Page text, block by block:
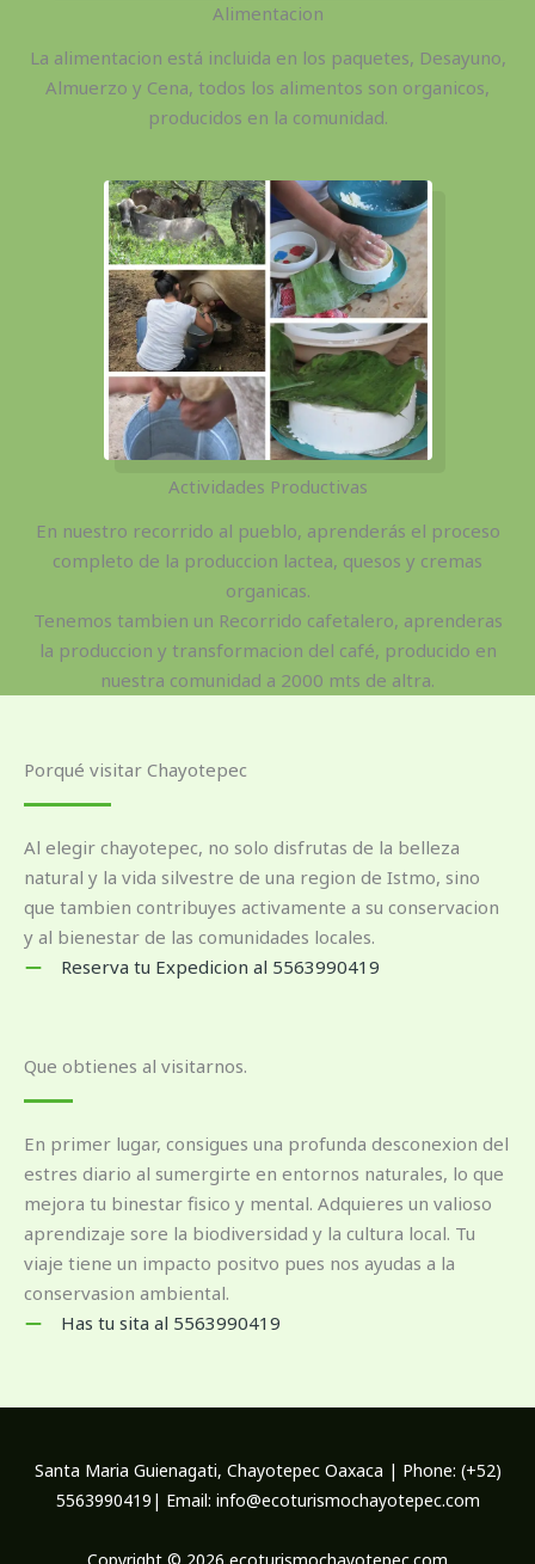
Alimentacion
La alimentacion está incluida en los paquetes, Desayuno,
Almuerzo y Cena, todos los alimentos son organicos,
producidos en la comunidad.
Actividades Productivas
En nuestro recorrido al pueblo, aprenderás el proceso
completo de la produccion lactea, quesos y cremas
organicas.
Tenemos tambien un Recorrido cafetalero, aprenderas
la produccion y transformacion del café, producido en
nuestra comunidad a 2000 mts de altra.
Porqué visitar Chayotepec
Al elegir chayotepec, no solo disfrutas de la belleza
natural y la vida silvestre de una region de Istmo, sino
que tambien contribuyes activamente a su conservacion
y al bienestar de las comunidades locales.
Reserva tu Expedicion al 5563990419
Que obtienes al visitarnos.
En primer lugar, consigues una profunda desconexion del
estres diario al sumergirte en entornos naturales, lo que
mejora tu binestar fisico y mental. Adquieres un valioso
aprendizaje sore la biodiversidad y la cultura local. Tu
viaje tiene un impacto positvo pues nos ayudas a la
conservasion ambiental.
Has tu sita al 5563990419
Santa Maria Guienagati, Chayotepec Oaxaca | Phone: (+52)
5563990419| Email: info@ecoturismochayotepec.com
Copyright © 2026 ecoturismochayotepec.com